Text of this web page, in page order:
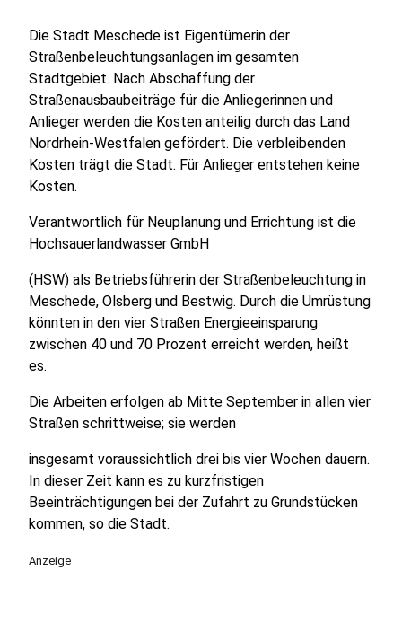
Die Stadt Meschede ist Eigentümerin der
Straßenbeleuchtungsanlagen im gesamten
Stadtgebiet. Nach Abschaffung der
Straßenausbaubeiträge für die Anliegerinnen und
Anlieger werden die Kosten anteilig durch das Land
Nordrhein-Westfalen gefördert. Die verbleibenden
Kosten trägt die Stadt. Für Anlieger entstehen keine
Kosten.
Verantwortlich für Neuplanung und Errichtung ist die
Hochsauerlandwasser GmbH
(HSW) als Betriebsführerin der Straßenbeleuchtung in
Meschede, Olsberg und Bestwig. Durch die Umrüstung
könnten in den vier Straßen Energieeinsparung
zwischen 40 und 70 Prozent erreicht werden, heißt
es.
Die Arbeiten erfolgen ab Mitte September in allen vier
Straßen schrittweise; sie werden
insgesamt voraussichtlich drei bis vier Wochen dauern.
In dieser Zeit kann es zu kurzfristigen
Beeinträchtigungen bei der Zufahrt zu Grundstücken
kommen, so die Stadt.
Anzeige